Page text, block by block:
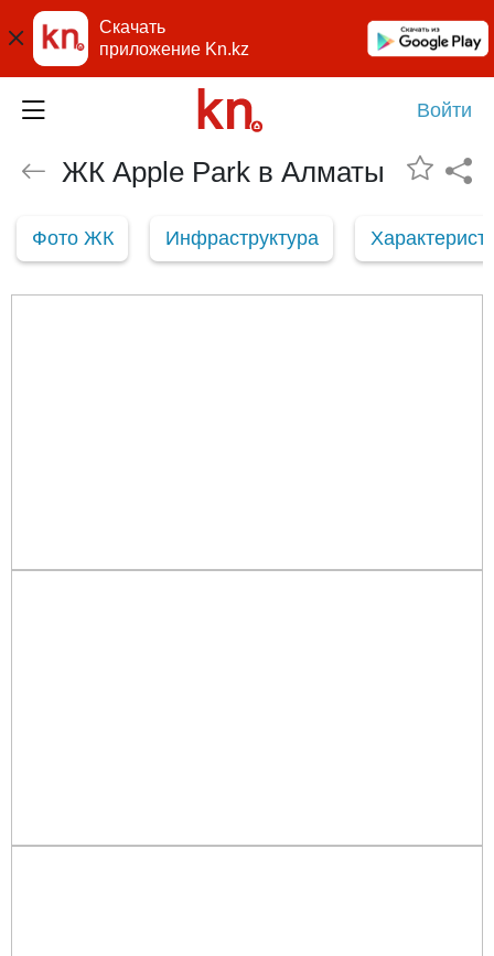
Скачать
приложение Kn.kz
Войти
ЖК Apple Park в Алматы
Фото ЖК Инфраструктура